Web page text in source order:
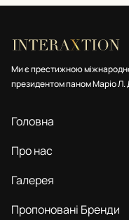
Ми є престижною
президентом паном Маріо Л.
Головна
Про нас
Галерея
Пропоновані Бренди